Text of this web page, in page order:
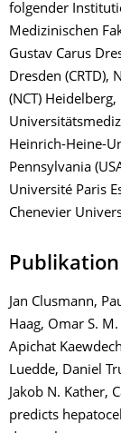
folgender
Medizinischen
Gustav Carus
Dresden (CRTD),
(NCT)
Heinrich-Heine-
Pennsylvania
Université Paris
Chenevier
Publikation
Jan Clusmann,
Haag, Omar S.
Apichat
Luedde, Daniel
Jakob N. Kather,
predicts